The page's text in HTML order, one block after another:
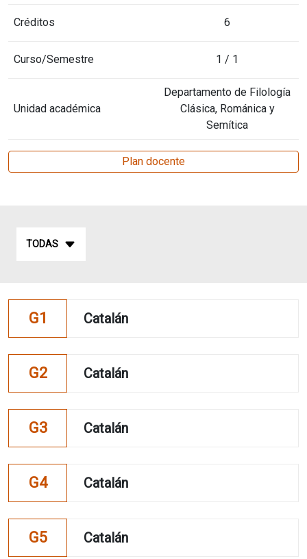
Créditos 6
Curso/Semestre 1 / 1
Unidad académica
Departamento de Filología
Clásica, Románica y
Semítica
Plan docente
TODAS
G1 Catalán
G2 Catalán
G3 Catalán
G4 Catalán
G5 Catalán